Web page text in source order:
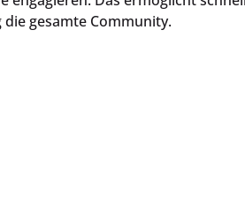
gesamte Community.